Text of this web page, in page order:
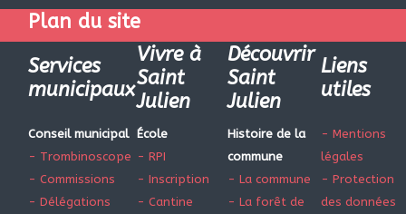
Plan du site
Services
municipaux
Vivre à
Saint
Julien
Découvrir
Saint
Julien
Liens
utiles
Conseil municipal
- Trombinoscope
- Commissions
- Délégations
École
- RPI
- Inscription
- Cantine
Histoire de la
commune
- La commune
- La forêt de
- Mentions
légales
- Protection
des données